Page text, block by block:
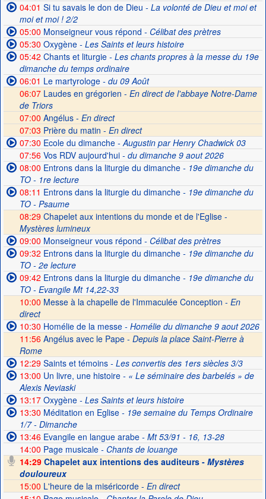
04:01 Si tu savais le don de Dieu - La volonté de Dieu et moi et
moi et moi ! 2/2
05:00 Monseigneur vous répond - Célibat des prètres
05:30 Oxygène- Les Saints et leurs histoire
05:42 Chants et liturgie- Les chants propres à la messe du 19e
dimanche du temps ordinaire
06:01 Le martyrologe- du 09 Août
06:07Laudes en grégorien - En direct de l'abbaye Notre-Dame
de Triors
07:00 Angélus - En direct
07:03 Prière du matin - En direct
07:30 Ecole du dimanche- Augustin par Henry Chadwick 03
07:56Vos RDV aujourd'hui- du dimanche 9 aout 2026
08:00 Entrons dans la liturgie du dimanche- 19e dimanche du
TO - 1re lecture
08:11 Entrons dans la liturgie du dimanche- 19e dimanche du
TO - Psaume
08:29 Chapelet aux intentions du monde et de l'Eglise -
Mystères lumineux
09:00 Monseigneur vous répond - Célibat des prètres
09:32 Entrons dans la liturgie du dimanche- 19e dimanche du
TO - 2e lecture
09:42 Entrons dans la liturgie du dimanche- 19e dimanche du
TO - Evangile Mt 14,22-33
10:00 Messe à la chapelle de l'Immaculée Conception - En
direct
10:30 Homélie de la messe- Homélie du dimanche 9 aout 2026
11:56 Angélus avec le Pape - Depuis la place Saint-Pierre à
Rome
12:29Saints et témoins- Les convertis des 1ers siècles 3/3
13:00 Un livre, une histoire- « Le séminaire des barbelés » de
Alexis Neviaski
13:17Oxygène- Les Saints et leurs histoire
13:30 Méditation en Eglise- 19e semaine du Temps Ordinaire
1/7 - Dimanche
13:46Evangile en langue arabe- Mt 53/91 - 16, 13-28
14:00 Page musicale- Chants de louange
14:29Chapelet aux intentions des auditeurs - Mystères
douloureux
15:00 L'heure de la miséricorde - En direct